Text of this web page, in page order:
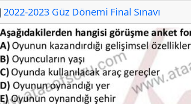
2022-2023 Güz Dönemi Final Sınavı